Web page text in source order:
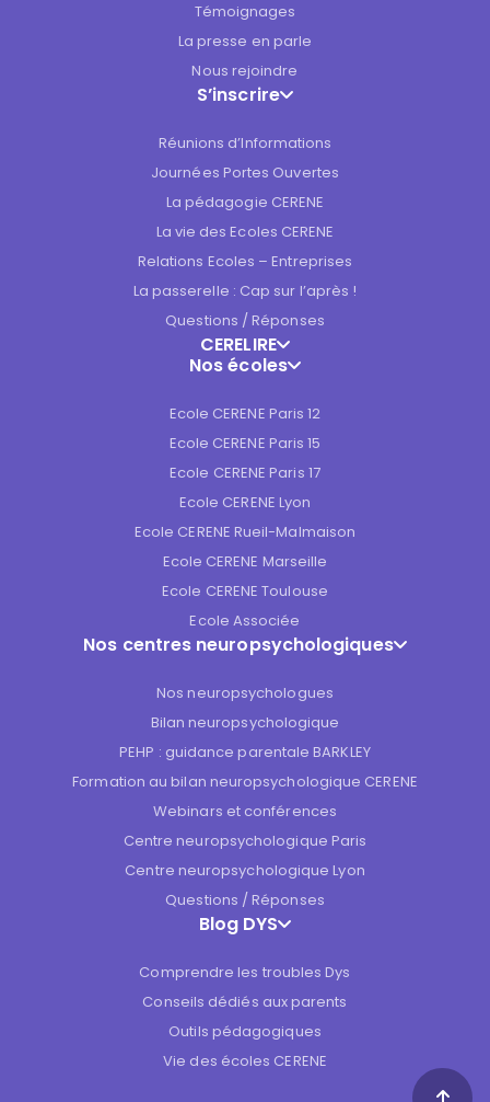
Témoignages
La presse en parle
Nous rejoindre
S’inscrire
Réunions d’Informations
Journées Portes Ouvertes
La pédagogie CERENE
La vie des Ecoles CERENE
Relations Ecoles – Entreprises
La passerelle : Cap sur l’après !
Questions / Réponses
CERELIRE
Nos écoles
Ecole CERENE Paris 12
Ecole CERENE Paris 15
Ecole CERENE Paris 17
Ecole CERENE Lyon
Ecole CERENE Rueil-Malmaison
Ecole CERENE Marseille
Ecole CERENE Toulouse
Ecole Associée
Nos centres neuropsychologiques
Nos neuropsychologues
Bilan neuropsychologique
PEHP : guidance parentale BARKLEY
Formation au bilan neuropsychologique CERENE
Webinars et conférences
Centre neuropsychologique Paris
Centre neuropsychologique Lyon
Questions / Réponses
Blog DYS
Comprendre les troubles Dys
Conseils dédiés aux parents
Outils pédagogiques
Vie des écoles CERENE